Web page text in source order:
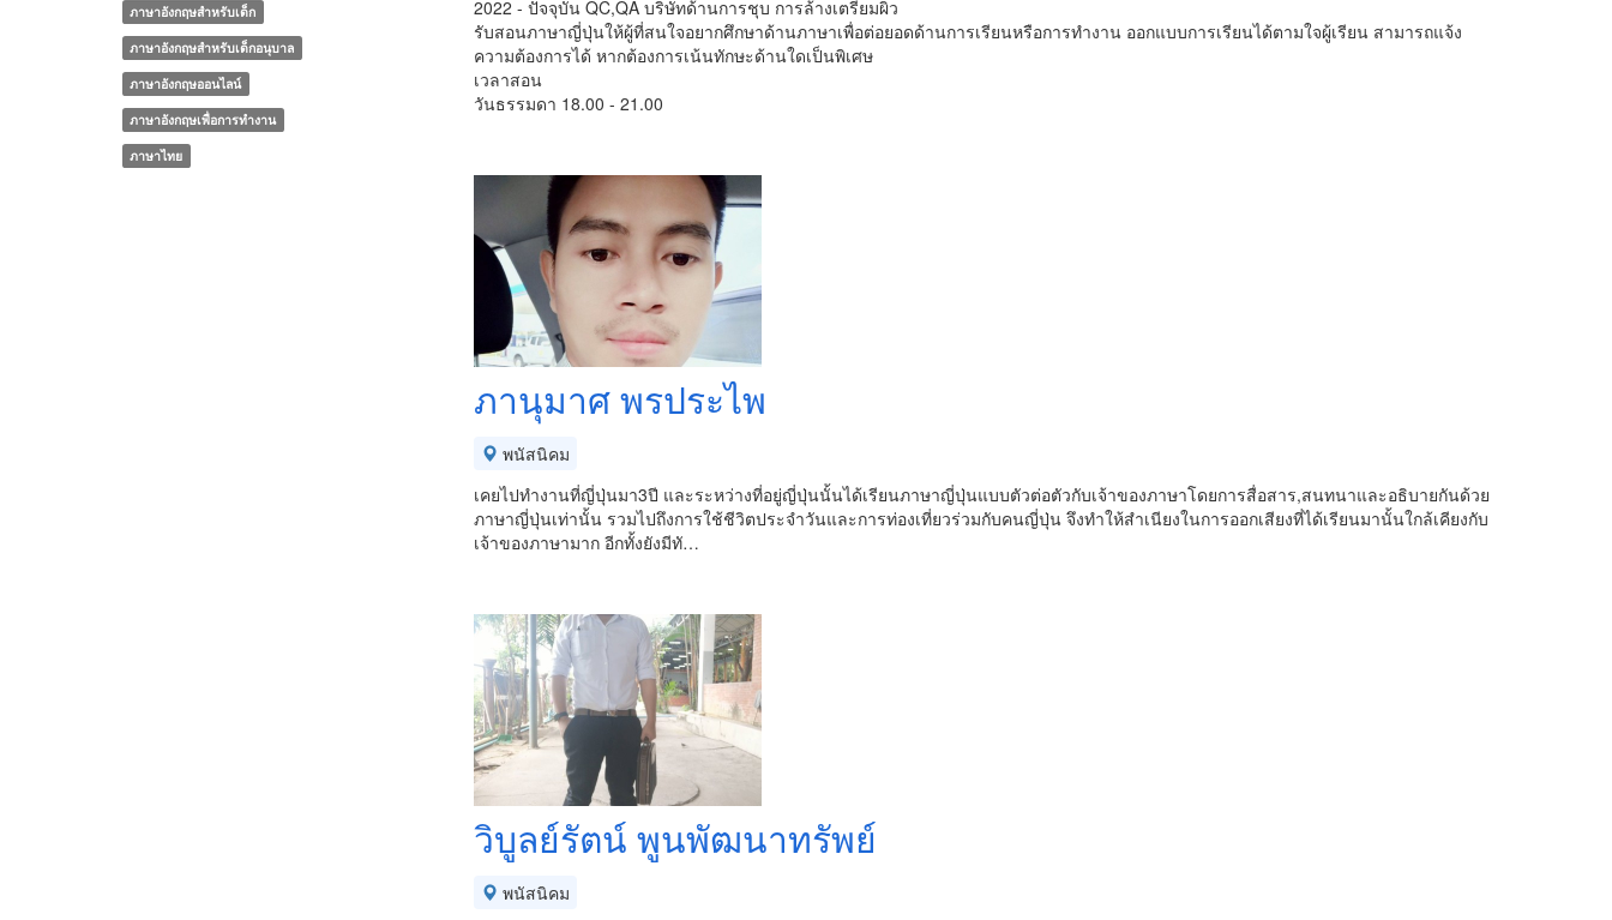
2022 - ปัจจุบัน QC,QA บริษัทด้านการชุบ การล้างเตรียมผิว
รับสอนภาษาญี่ปุ่นให้ผู้ที่สนใจอยากศึกษาด้านภาษาเพื่อต่อยอดด้านการเรียนหรือการทำงาน ออกแบบการเรียนได้ตามใจผู้เรียน สามารถแจ้ง
ความต้องการได้ หากต้องการเน้นทักษะด้านใดเป็นพิเศษ
เวลาสอน
วันธรรมดา 18.00 - 21.00
ภานุมาศ พรประไพ
พนัสนิคม
เคยไปทำงานที่ญี่ปุ่นมา3ปี และระหว่างที่อยู่ญี่ปุ่นนั้นได้เรียนภาษาญี่ปุ่นแบบตัวต่อตัวกับเจ้าของภาษาโดยการสื่อสาร,สนทนาและอธิบายกันด้วย
ภาษาญี่ปุ่นเท่านั้น รวมไปถึงการใช้ชีวิตประจำวันและการท่องเที่ยวร่วมกับคนญี่ปุ่น จึงทำให้สำเนียงในการออกเสียงที่ได้เรียนมานั้นใกล้เคียงกับ
เจ้าของภาษามาก อีกทั้งยังมีทั…
วิบูลย์รัตน์ พูนพัฒนาทรัพย์
พนัสนิคม
ภาษาอังกฤษสำหรับเด็ก
ภาษาอังกฤษสำหรับเด็กอนุบาล
ภาษาอังกฤษออนไลน์
ภาษาอังกฤษเพื่อการทำงาน
ภาษาไทย